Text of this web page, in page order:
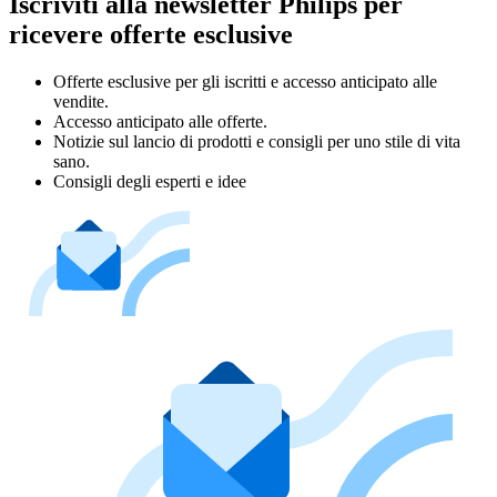
ricevere offerte esclusive
Offerte esclusive per gli iscritti e accesso anticipato alle
vendite.
Accesso anticipato alle offerte.
Notizie sul lancio di prodotti e consigli per uno stile di vita
sano.
Consigli degli esperti e idee